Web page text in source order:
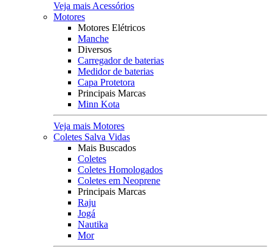
Veja mais Acessórios
Motores
Motores Elétricos
Manche
Diversos
Carregador de baterias
Medidor de baterias
Capa Protetora
Principais Marcas
Minn Kota
Veja mais Motores
Coletes Salva Vidas
Mais Buscados
Coletes
Coletes Homologados
Coletes em Neoprene
Principais Marcas
Raju
Jogá
Nautika
Mor